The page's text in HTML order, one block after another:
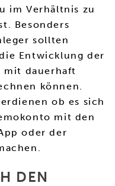
im Verhältnis zu
Besonders
sollten
Entwicklung der
mit dauerhaft
können.
ob es sich
mit den
oder der
DEN